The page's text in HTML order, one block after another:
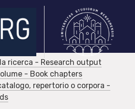
ricerca - Research output
- Book chapters
repertorio o corpora -